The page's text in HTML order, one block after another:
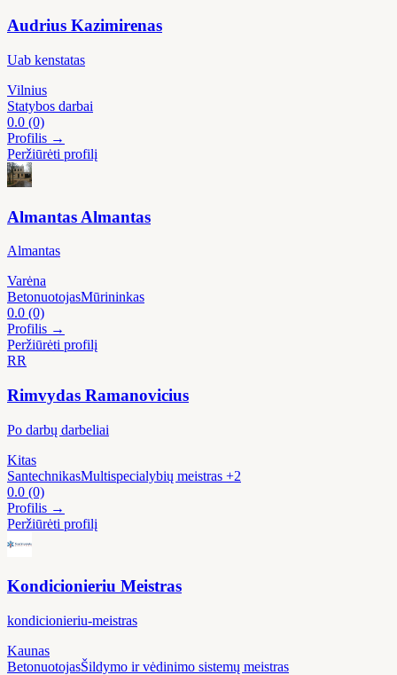
Audrius Kazimirenas
Uab kenstatas
Vilnius
Statybos darbai
0.0 (0)
Profilis →
Peržiūrėti profilį
Almantas Almantas
Almantas
Varėna
BetonuotojasMūrininkas
0.0 (0)
Profilis →
Peržiūrėti profilį
RR
Rimvydas Ramanovicius
Po darbų darbeliai
Kitas
SantechnikasMultispecialybių meistras +2
0.0 (0)
Profilis →
Peržiūrėti profilį
Kondicionieriu Meistras
kondicionieriu-meistras
Kaunas
BetonuotojasŠildymo ir vėdinimo sistemų meistras